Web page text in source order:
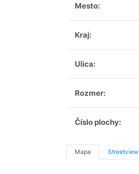
Mesto:
Kraj:
Ulica:
Rozmer:
Číslo plochy:
Mapa Streetview